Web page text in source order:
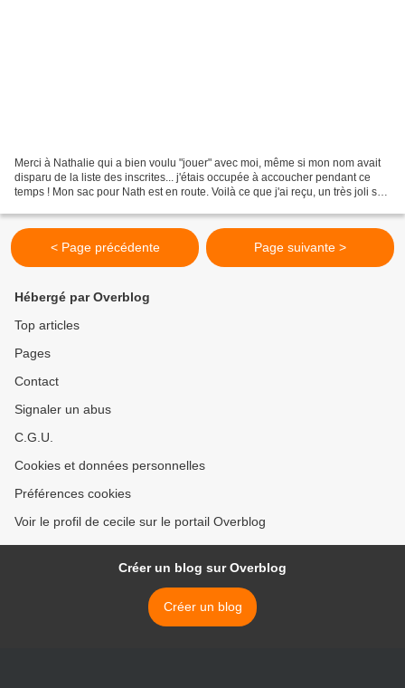
Merci à Nathalie qui a bien voulu "jouer" avec moi, même si mon nom avait
disparu de la liste des inscrites... j'étais occupée à accoucher pendant ce
temps ! Mon sac pour Nath est en route. Voilà ce que j'ai reçu, un très joli sac
< Page précédente Page suivante >
Hébergé par Overblog
Top articles
Pages
Contact
Signaler un abus
C.G.U.
Cookies et données personnelles
Préférences cookies
Voir le profil de cecile sur le portail Overblog
Créer un blog sur Overblog
Créer un blog